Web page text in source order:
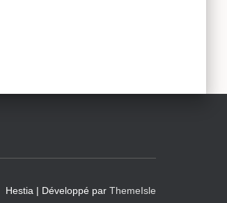
Hestia | Développé par ThemeIsle